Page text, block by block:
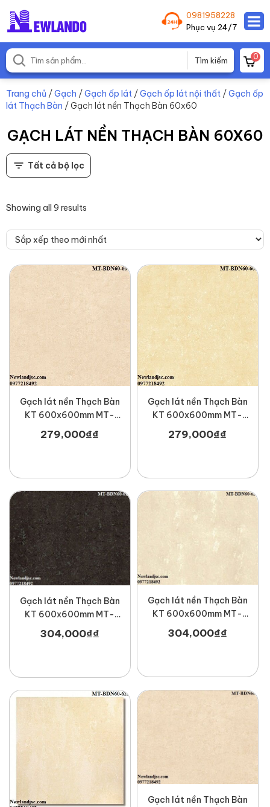
0981958228
Phục vụ 24/7
0
Trang chủ /Gạch /Gạch ốp lát /Gạch ốp lát nội thất /Gạch ốp
lát Thạch Bàn / Gạch lát nền Thạch Bàn 60x60
GẠCH LÁT NỀN THẠCH BÀN 60X60
Tất cả bộ lọc
Showing all 9 results
Gạch lát nền Thạch Bàn
KT 600x600mm MT-
BDN60-604
279,000₫₫
Gạch lát nền Thạch Bàn
KT 600x600mm MT-
BDN60-605
279,000₫₫
Gạch lát nền Thạch Bàn
KT 600x600mm MT-
304,000₫₫
Gạch lát nền Thạch Bàn
KT 600x600mm MT-
BDN60-621
304,000₫₫
Gạch lát nền Thạch Bàn